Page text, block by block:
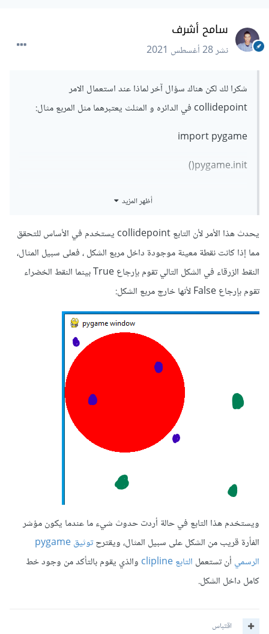
سامح أشرف
نشر28 أغسطس 2021
شكرا لك لكن هناك سؤال آخر لماذا عند استعمال الامر
collidepoint في الدائره و المثلث يعتبرهما مثل المربع مثال:
import pygame
pygame.init()
screen = pygame.display.set_mode((600, 600))
100), 100)
if c.collidepoint((1, 1)):
print("yes")
أظهر المزيد
يحدث هذا الأمر لأن التابع collidepoint يستخدم في الأساس للتحقق
مما إذا كانت نقطة معينة موجودة داخل مربع الشكل ، فعلى سبيل المثال،
النقط الزرقاء في الشكل التالي تقوم بإرجاع True بينما النقط الخضراء
تقوم بإرجاع False لأنها خارج مربع الشكل:
ويستخدم هذا التابع في حالة أردت حدوث شيء ما عندما يكون مؤشر
الفأرة قريب من الشكل على سبيل المثال، ويقترح
توثيق pygame
الرسميأن تستعمل التابع clipline
والذي يقوم بالتأكد من وجود خط
كامل داخل الشكل.
اقتباس